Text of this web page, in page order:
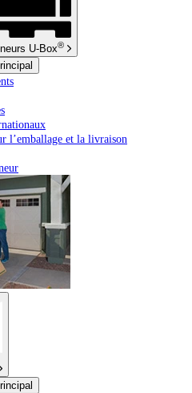
U-Box®
l’emballage et la livraison